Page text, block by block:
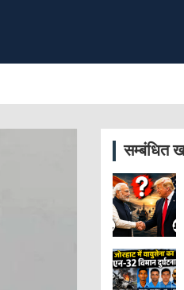
सम्बंधित